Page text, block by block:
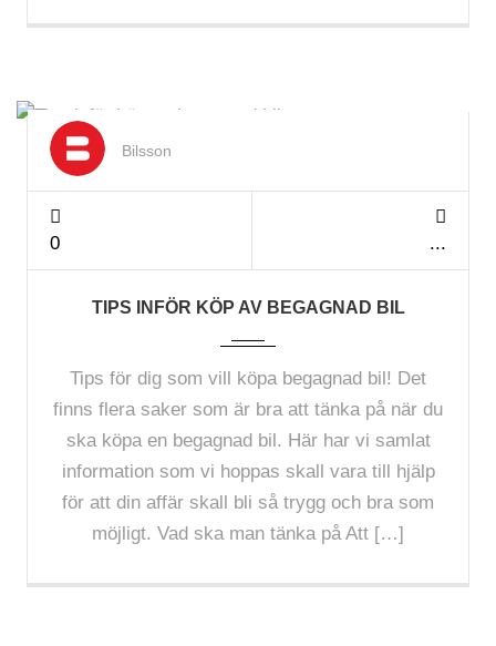
Nov 2024Bilsson
0
TIPS INFÖR KÖP AV BEGAGNAD BIL
Tips för dig som vill köpa begagnad bil! Det
finns flera saker som är bra att tänka på när du
ska köpa en begagnad bil. Här har vi samlat
information som vi hoppas skall vara till hjälp
för att din affär skall bli så trygg och bra som
möjligt. Vad ska man tänka på Att […]